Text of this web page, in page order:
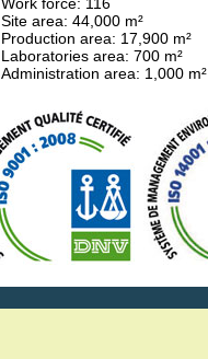
Site area: 44,000 m²
Production area: 17,900 m²
Laboratories area: 700 m²
Administration area: 1,000 m²